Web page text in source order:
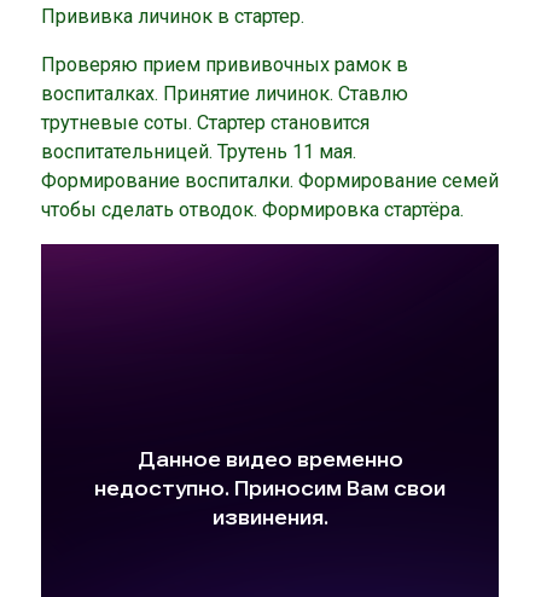
Прививка личинок в стартер.
Проверяю прием прививочных рамок в
воспиталках. Принятие личинок. Ставлю
трутневые соты. Стартер становится
воспитательницей. Трутень 11 мая.
Формирование воспиталки. Формирование семей
чтобы сделать отводок. Формировка стартёра.